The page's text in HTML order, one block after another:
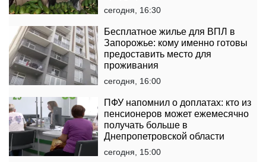
сегодня, 16:30
Бесплатное жилье для ВПЛ в
Запорожье: кому именно готовы
предоставить место для
проживания
сегодня, 16:00
ПФУ напомнил о доплатах: кто из
пенсионеров может ежемесячно
получать больше в
Днепропетровской области
сегодня, 15:00